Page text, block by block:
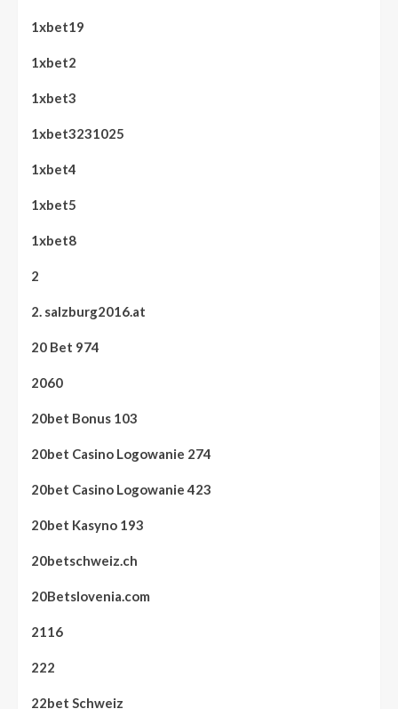
1xbet19
1xbet2
1xbet3
1xbet3231025
1xbet4
1xbet5
1xbet8
2
2. salzburg2016.at
20 Bet 974
2060
20bet Bonus 103
20bet Casino Logowanie 274
20bet Casino Logowanie 423
20bet Kasyno 193
20betschweiz.ch
20Betslovenia.com
2116
222
22bet Schweiz